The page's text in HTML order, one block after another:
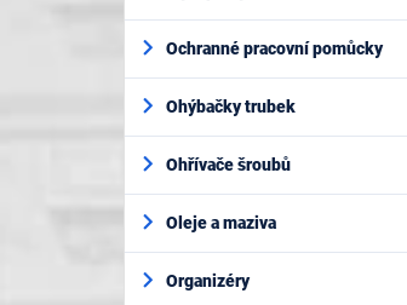
Ochranné pracovní pomůcky
Ohýbačky trubek
Ohřívače šroubů
Oleje a maziva
Organizéry